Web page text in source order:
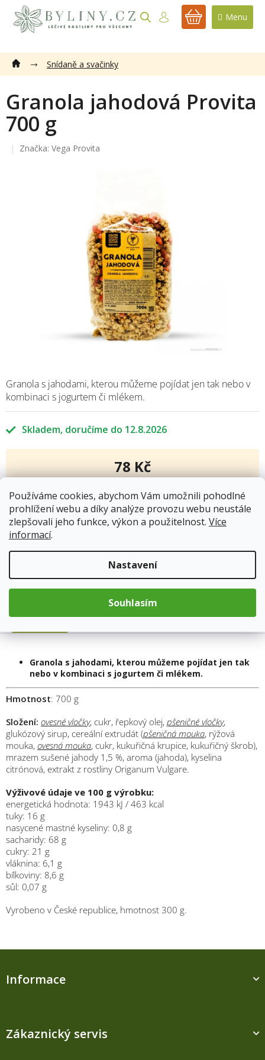
Používáme cookies, abychom Vám umožnili pohodlné
prohlížení webu a díky analýze provozu webu neustále
zlepšovali jeho funkce, výkon a použitelnost. Více
informací.
Nastavení
Souhlasím
obsah
NÁKUPNÍ
Snídaně a svačinky
Granola jahodová Provita
700 g
Značka: Vega Provita
Skladem 12.8.2026
Granola s jahodami, kterou můžeme pojídat jen tak nebo v
kombinaci s jogurtem či mlékem.
Kód produktu:
Kategorie:
Snídaně a svačinky
78 Kč
Měrná
cena:
Přidat do košíku
Popis
Granola s jahodami, kterou můžeme pojídat jen tak
nebo v kombinaci s jogurtem či mlékem.
Hmotnost: 700 g
Složení: ovesné vločky, cukr, řepkový olej, pšeničné vločky,
glukózový sirup, cereální extrudát (pšeničná mouka, rýžová
mouka, ovesná mouka, cukr, kukuřičná krupice, kukuřičný škrob),
mrazem sušené jahody 1,5 %, aroma (jahoda), kyselina
citrónová, extrakt z rostliny Origanum Vulgare.
Výživové údaje ve 100 g výrobku:
energetická hodnota: 1943 kJ / 463 kcal
tuky: 16 g
nasycené mastné kyseliny: 0,8 g
sacharidy: 68 g
cukry: 21 g
vláknina: 6,1 g
bílkoviny: 8,6 g
sůl: 0,07 g
Vyrobeno v České republice, hmotnost 300 g.
Informace
Zákaznický servis